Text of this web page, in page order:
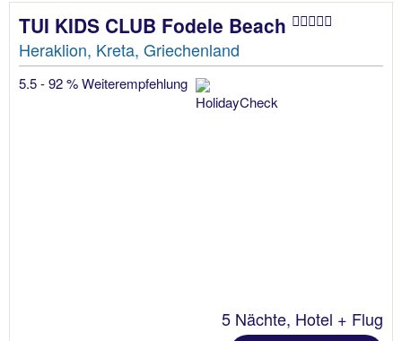
TUI KIDS CLUB Fodele Beach
Heraklion, Kreta, Griechenland
5.5 - 92 % Weiterempfehlung
5 Nächte, Hotel + Flug